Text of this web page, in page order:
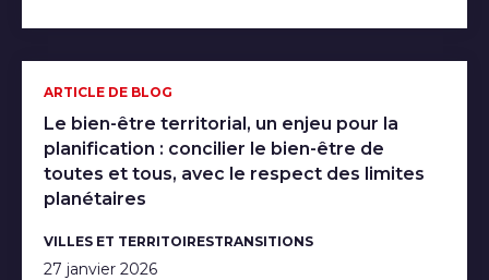
Le bien-être territorial, un enjeu pour la
planification : concilier le bien-être de
toutes et tous, avec le respect des limites
planétaires
ARTICLE DE BLOG
VILLES ET TERRITOIRESTRANSITIONS
27 janvier 2026